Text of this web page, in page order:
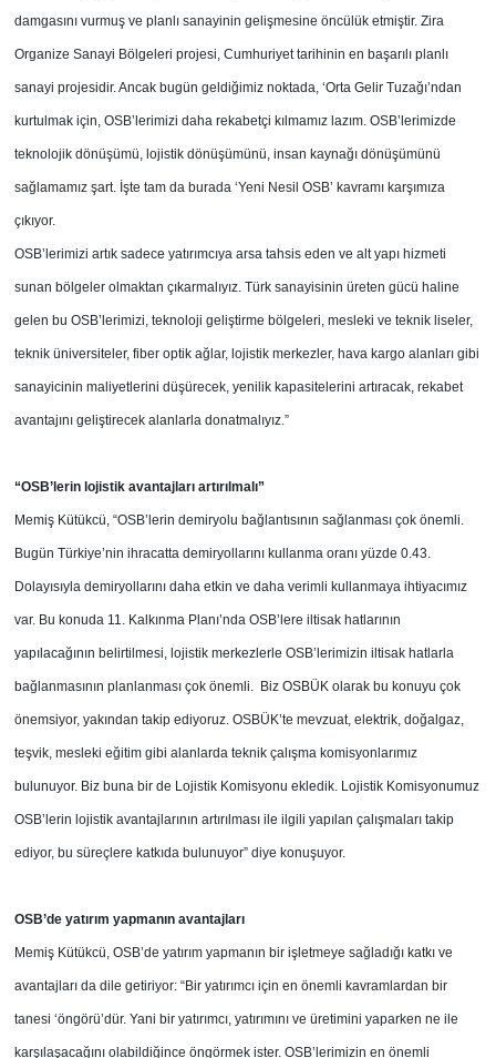
damgasını vurmuş ve planlı sanayinin gelişmesine öncülük etmiştir. Zira
Organize Sanayi Bölgeleri projesi, Cumhuriyet tarihinin en başarılı planlı
sanayi projesidir. Ancak bugün geldiğimiz noktada, ‘Orta Gelir Tuzağı’ndan
kurtulmak için, OSB’lerimizi daha rekabetçi kılmamız lazım. OSB’lerimizde
teknolojik dönüşümü, lojistik dönüşümünü, insan kaynağı dönüşümünü
sağlamamız şart. İşte tam da burada ‘Yeni Nesil OSB’ kavramı karşımıza
çıkıyor.
OSB’lerimizi artık sadece yatırımcıya arsa tahsis eden ve alt yapı hizmeti
sunan bölgeler olmaktan çıkarmalıyız. Türk sanayisinin üreten gücü haline
gelen bu OSB’lerimizi, teknoloji geliştirme bölgeleri, mesleki ve teknik liseler,
teknik üniversiteler, fiber optik ağlar, lojistik merkezler, hava kargo alanları gibi
sanayicinin maliyetlerini düşürecek, yenilik kapasitelerini artıracak, rekabet
avantajını geliştirecek alanlarla donatmalıyız.”
“OSB’lerin lojistik avantajları artırılmalı”
Memiş Kütükcü, “OSB’lerin demiryolu bağlantısının sağlanması çok önemli.
Bugün Türkiye’nin ihracatta demiryollarını kullanma oranı yüzde 0.43.
Dolayısıyla demiryollarını daha etkin ve daha verimli kullanmaya ihtiyacımız
var. Bu konuda 11. Kalkınma Planı’nda OSB’lere iltisak hatlarının
yapılacağının belirtilmesi, lojistik merkezlerle OSB’lerimizin iltisak hatlarla
bağlanmasının planlanması çok önemli. Biz OSBÜK olarak bu konuyu çok
önemsiyor, yakından takip ediyoruz. OSBÜK’te mevzuat, elektrik, doğalgaz,
teşvik, mesleki eğitim gibi alanlarda teknik çalışma komisyonlarımız
bulunuyor. Biz buna bir de Lojistik Komisyonu ekledik. Lojistik Komisyonumuz
OSB’lerin lojistik avantajlarının artırılması ile ilgili yapılan çalışmaları takip
ediyor, bu süreçlere katkıda bulunuyor” diye konuşuyor.
OSB’de yatırım yapmanın avantajları
Memiş Kütükcü, OSB’de yatırım yapmanın bir işletmeye sağladığı katkı ve
avantajları da dile getiriyor: “Bir yatırımcı için en önemli kavramlardan bir
tanesi ‘öngörü’dür. Yani bir yatırımcı, yatırımını ve üretimini yaparken ne ile
karşılaşacağını olabildiğince öngörmek ister. OSB’lerimizin en önemli